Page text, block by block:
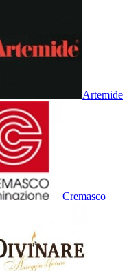
Artemide
Cremasco